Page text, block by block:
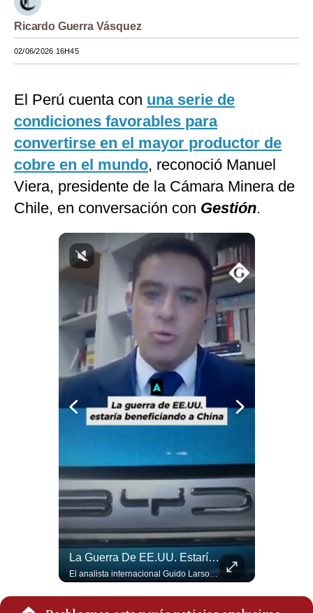
España
Club del Suscriptor
Mix
G de Gestión
Notas Contratadas
Podcast
Gestión TV
Privacidad
Ricardo Guerra Vásquez
02/06/2026 16H45
El Perú cuenta con una serie de
condiciones favorables para
convertirse en el mayor productor de
cobre en el mundo, reconoció Manuel
Viera, presidente de la Cámara Minera de
Chile, en conversación con Gestión.
La Guerra De EE.UU. Estaría Beneficiando A China | Gestión Mundo
El analista internacional Guido Larson cuestiona la estrategia comercial estadounidense. Menciona los aranceles impuestos incluso a países latinoamericanos y contrasta esa política con el avance de China. Además, señala que Pekín controla aproximadamente el 90% del mercado de tierras raras y concluye con una paradoja: el conflicto iniciado por Washington estaría beneficiando indirectamente a uno de sus principales competidores. 🚀 ¿Quieres entender el mundo sin ruido? Únete a nuestra comunidad y forma parte del cambio. #GestiónNewsroomLive #NoticiasGlobales #AnálisisGeopolítico #EconomíaMundial #IA #Geopolítica #LatinosEnUSA #NoticiasEnEspañol 👉 Suscríbete y activa la campana para no perderte nuestro análisis diario. 🌎 Síguenos en nuestras redes sociales: 📌 Web oficial: https://gestion.pe/mundo/ 📌 LinkedIn: http://bit.ly/3HYIET0 📌 X (Twitter): http://bit.ly/4noZtX9 📌 TikTok: http://bit.ly/4evB6TO